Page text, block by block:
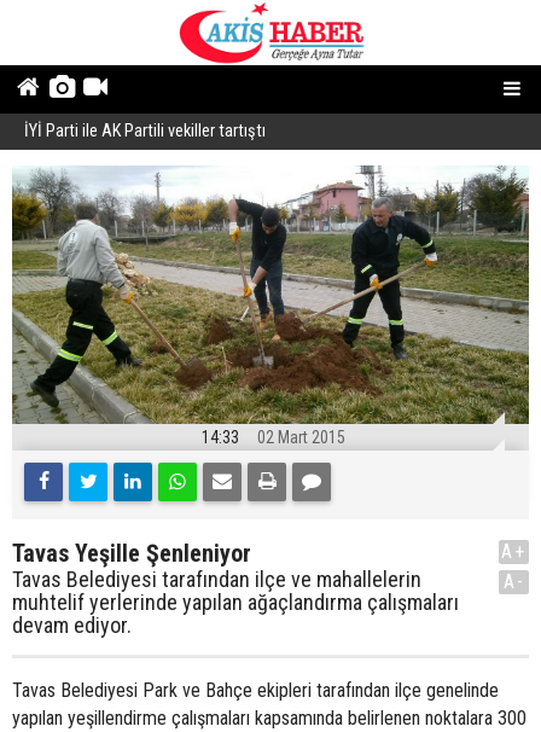
İYİ Parti ile AK Partili vekiller tartıştı
14:33 02 Mart 2015
Tavas Yeşille Şenleniyor
Tavas Belediyesi tarafından ilçe ve mahallelerin
muhtelif yerlerinde yapılan ağaçlandırma çalışmaları
devam ediyor.
A+
A-
Tavas Belediyesi Park ve Bahçe ekipleri tarafından ilçe genelinde
yapılan yeşillendirme çalışmaları kapsamında belirlenen noktalara 300